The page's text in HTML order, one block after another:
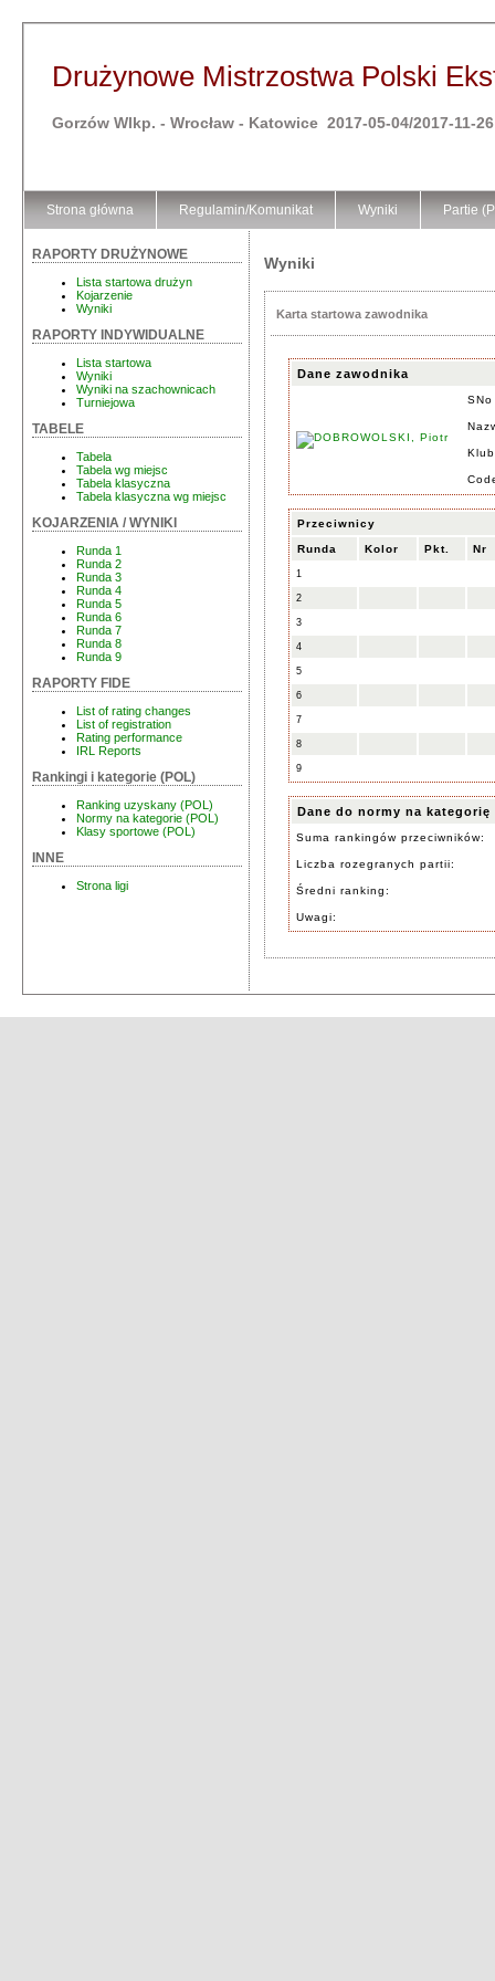
Drużynowe Mistrzostwa Polski
Gorzów Wlkp. - Wrocław - Katowice 2017-05-04/2017-11-26
Strona główna Regulamin/Komunikat Wyniki Partie
RAPORTY DRUŻYNOWE
Lista startowa drużyn
Kojarzenie
Wyniki
RAPORTY INDYWIDUALNE
Lista startowa
Wyniki
Wyniki na szachownicach
Turniejowa
TABELE
Tabela
Tabela wg miejsc
Tabela klasyczna
Tabela klasyczna wg miejsc
KOJARZENIA / WYNIKI
Runda 1
Runda 2
Runda 3
Runda 4
Runda 5
Runda 6
Runda 7
Runda 8
Runda 9
RAPORTY FIDE
List of rating changes
List of registration
Rating performance
IRL Reports
Rankingi i kategorie (POL)
Ranking uzyskany (POL)
Normy na kategorie (POL)
Klasy sportowe (POL)
INNE
Strona ligi
Wyniki
Karta startowa zawodnika
Dane zawodnika
SNo
Klub
Przeciwnicy
Runda Kolor Pkt. Nr
1
2
3
4
5
6
7
8
9
Dane do normy na kategorię
Suma rankingów przeciwników:
Liczba rozegranych partii:
Średni ranking:
Uwagi: